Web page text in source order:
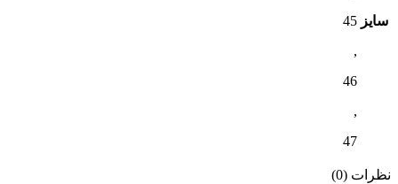
سایز 45
,
46
,
47
نظرات (0)